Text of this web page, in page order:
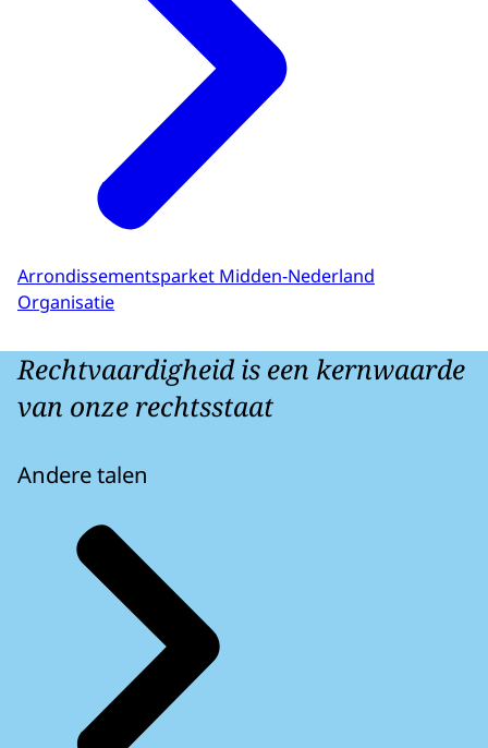
Arrondissementsparket Midden-Nederland
Organisatie
Rechtvaardigheid is een kernwaarde
van onze rechtsstaat
Andere talen